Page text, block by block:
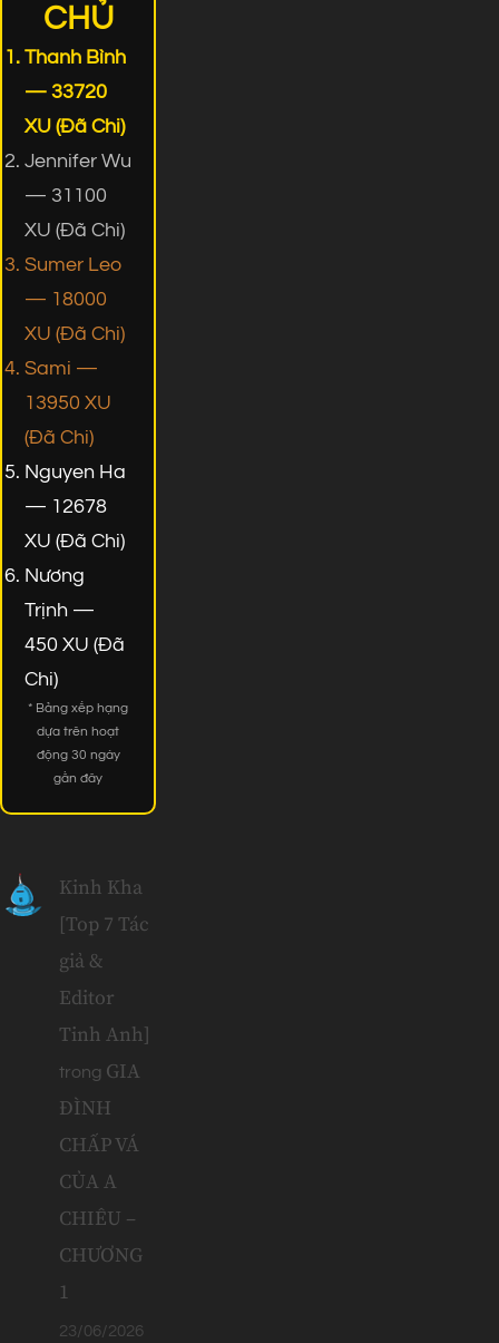
CHỦ
Thanh Bình
— 33720
XU (Đã Chi)
Jennifer Wu
— 31100
XU (Đã Chi)
Sumer Leo
— 18000
XU (Đã Chi)
Sami —
13950 XU
(Đã Chi)
Nguyen Ha
— 12678
XU (Đã Chi)
Nương
Trịnh —
450 XU (Đã
Chi)
* Bảng xếp hạng
dựa trên hoạt
động 30 ngày
gần đây
Kinh Kha
[Top 7 Tác
giả &
Editor
Tinh Anh]
trong GIA
ĐÌNH
CHẤP VÁ
CỦA A
CHIÊU –
CHƯƠNG
1
23/06/2026